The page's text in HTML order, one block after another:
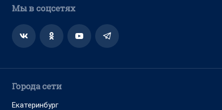
Мы в соцсетях
Города сети
Екатеринбург